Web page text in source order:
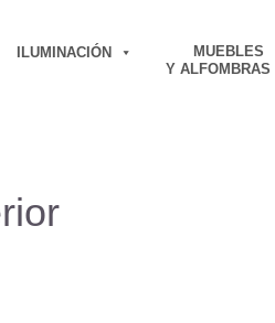
ILUMINACIÓN
MUEBLES
Y ALFOMBRAS